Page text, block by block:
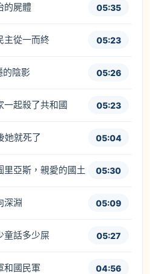
的屍體 05:35
主從一而終 05:23
的陰影 05:26
一起殺了共和國 05:23
她就死了 05:04
亞斯，親愛的國土 05:30
深淵 05:09
童話多少屎 05:27
和國民軍 04:56